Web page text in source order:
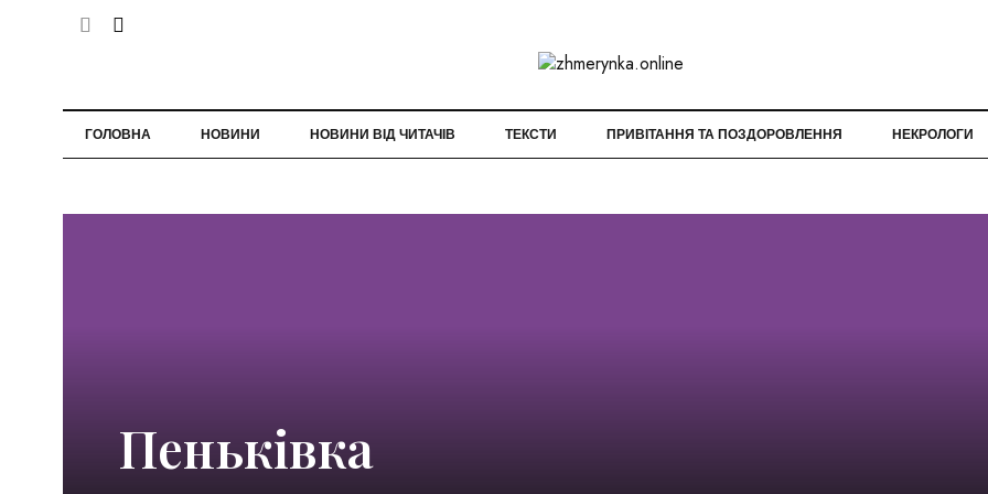
ГОЛОВНА НОВИНИ НОВИНИ ВІД ЧИТАЧІВ ТЕКСТИ ПРИВІТАННЯ ТА ПОЗДОРОВЛЕННЯ НЕКРОЛОГИ
Пеньківка